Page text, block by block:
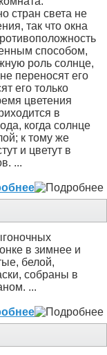
стран света не
так что окна
способом,
роль солнце,
переносят его
его только
цветения
в
когда солнце
к тому же
и цветут в
...
в зимнее и
белой,
собраны в
...